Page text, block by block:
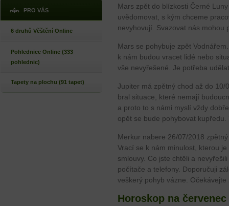
PRO VÁS
6 druhů Věštění Online
Pohlednice Online (333
pohlednic)
Tapety na plochu (91 tapet)
Mars zpět do blízkosti Černé
uvědomovat, s kým chceme
nevyhovují. Svazovat nás
Mars se pohybuje zpět
k nám budou vracet lidé nebo
vše nevyřešené. Je potřeba
Jupiter má zpětný chod až do
bral situace, které nemají
a proto to s námi myslí vždy
opět se bude pohybovat
Merkur nabere 26/07/2018
Vrací se k nám minulost, kterou
smlouvy. Co jste chtěli a
počítače a telefony. Doporučuji
veškerý pohyb vázne.
Horoskop na